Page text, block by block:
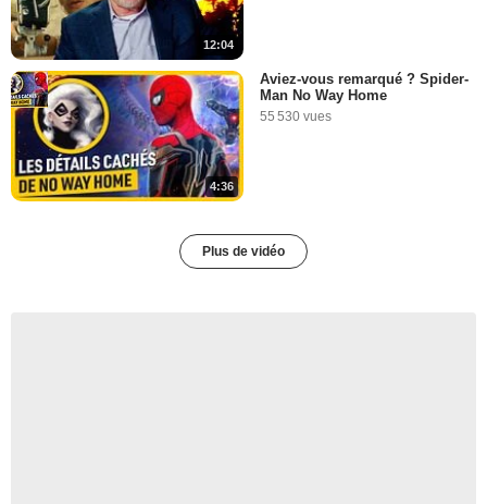
12:04
4:36
Aviez-vous remarqué ? Spider-
Man No Way Home
55 530 vues
Plus de vidéo